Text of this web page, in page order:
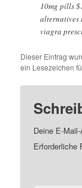
10mg pills
alternatives
viagra
Dieser Eintrag
ein Lesezeichen
Deine E-